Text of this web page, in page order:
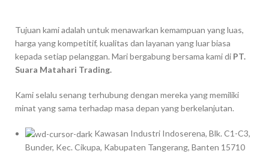
Tujuan kami adalah untuk menawarkan kemampuan yang luas,
harga yang kompetitif, kualitas dan layanan yang luar biasa
kepada setiap pelanggan. Mari bergabung bersama kami di PT.
Suara Matahari Trading.
Kami selalu senang terhubung dengan mereka yang memiliki
minat yang sama terhadap masa depan yang berkelanjutan.
Kawasan Industri Indoserena, Blk. C1-C3,
Bunder, Kec. Cikupa, Kabupaten Tangerang, Banten 15710